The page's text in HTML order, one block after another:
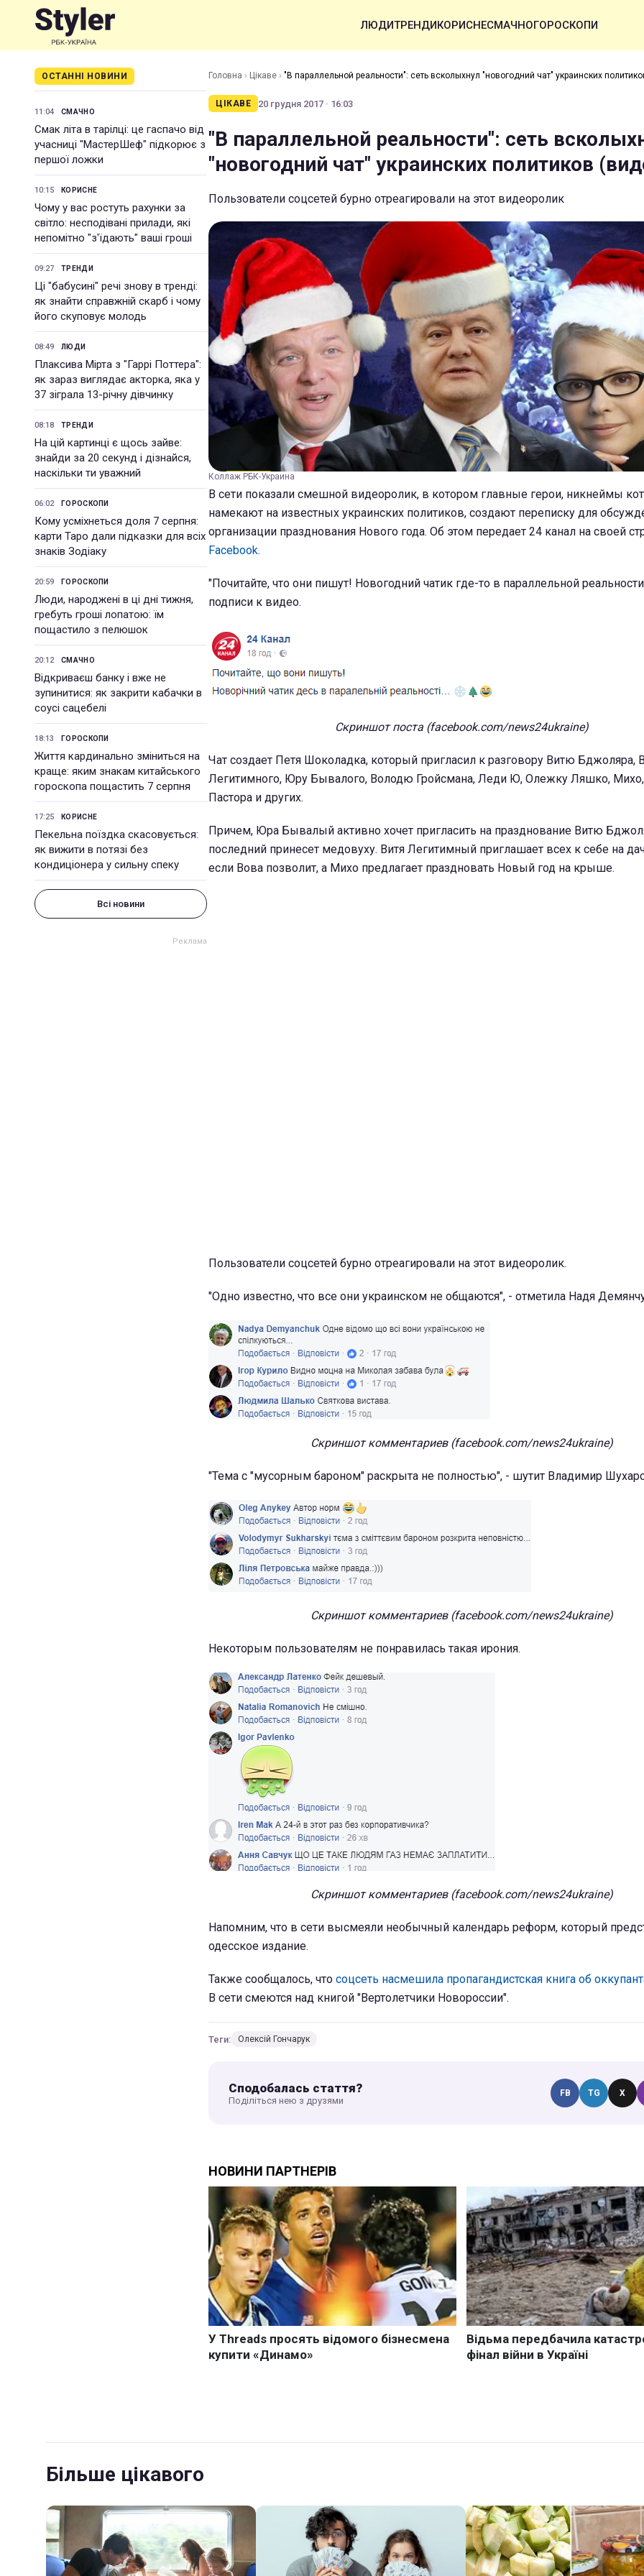
ЛЮДИТРЕНДИКОРИСНЕСМАЧНОГОРОСКОПИ
ОСТАННІ НОВИНИ
11:04 СМАЧНО
Смак літа в тарілці: це гаспачо від
учасниці "МастерШеф" підкорює з
першої ложки
10:15 КОРИСНЕ
Чому у вас ростуть рахунки за
світло: несподівані прилади, які
непомітно "з'їдають" ваші гроші
09:27 ТРЕНДИ
Ці "бабусині" речі знову в тренді:
як знайти справжній скарб і чому
його скуповує молодь
08:49 ЛЮДИ
Плаксива Мірта з "Гаррі Поттера":
як зараз виглядає акторка, яка у
37 зіграла 13-річну дівчинку
08:18 ТРЕНДИ
На цій картинці є щось зайве:
знайди за 20 секунд і дізнайся,
наскільки ти уважний
06:02 ГОРОСКОПИ
Кому усміхнеться доля 7 серпня:
карти Таро дали підказки для всіх
знаків Зодіаку
20:59 ГОРОСКОПИ
Люди, народжені в ці дні тижня,
гребуть гроші лопатою: їм
пощастило з пелюшок
20:12 СМАЧНО
Відкриваєш банку і вже не
зупинитися: як закрити кабачки в
соусі сацебелі
18:13 ГОРОСКОПИ
Життя кардинально зміниться на
краще: яким знакам китайського
гороскопа пощастить 7 серпня
17:25 КОРИСНЕ
Пекельна поїздка скасовується:
як вижити в потязі без
кондиціонера у сильну спеку
Всі новини
Головна › Цікаве › "В параллельной реальности": сеть всколыхнул "новогодний чат" украинских
ЦІКАВЕ 20 грудня 2017 · 16:03
"В параллельной реальности": сеть
"новогодний чат" украинских политиков
Пользователи соцсетей бурно отреагировали на этот видеоролик
Коллаж РБК-Украина
В сети показали смешной видеоролик, в котором главные герои, никнеймы
намекают на известных украинских политиков, создают переписку для
организации празднования Нового года. Об этом передает 24 канал на своей
Facebook.
"Почитайте, что они пишут! Новогодний чатик где-то в параллельной
подписи к видео.
Скриншот поста (facebook.com/news24ukraine)
Чат создает Петя Шоколадка, который пригласил к разговору Витю Бджоляра,
Легитимного, Юру Бывалого, Володю Гройсмана, Леди Ю, Олежку Ляшко,
Пастора и других.
Причем, Юра Бывалый активно хочет пригласить на празднование Витю
последний принесет медовуху. Витя Легитимный приглашает всех к себе на
если Вова позволит, а Михо предлагает праздновать Новый год на крыше.
Пользователи соцсетей бурно отреагировали на этот видеоролик.
"Одно известно, что все они украинском не общаются", - отметила Надя
Скриншот комментариев (facebook.com/news24ukraine)
"Тема с "мусорным бароном" раскрыта не полностью", - шутит Владимир
Скриншот комментариев (facebook.com/news24ukraine)
Некоторым пользователям не понравилась такая ирония.
Скриншот комментариев (facebook.com/news24ukraine)
Напомним, что в сети высмеяли необычный календарь реформ, который
одесское издание.
Также сообщалось, что соцсеть насмешила пропагандистская книга об
В сети смеются над книгой "Вертолетчики Новороссии".
Теги: Олексій Гончарук
Сподобалась стаття?
Поділіться нею з друзями
FB TG X
Більше цікавого